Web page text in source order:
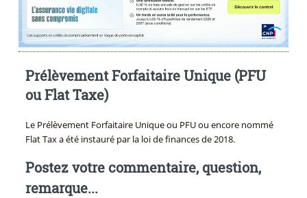
Prélèvement Forfaitaire Unique (PFU
ou Flat Taxe)
Le Prélèvement Forfaitaire Unique ou PFU ou encore nommé
Flat Tax a été instauré par la loi de finances de 2018.
Postez votre commentaire, question,
remarque...